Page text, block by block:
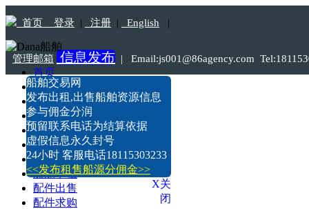
首页 登录 | 注册 | English |
管理邮箱 信息发布 | Email:js001@86agency.com
首页
船舶转港·过户
船舶坞检·坞修·油漆
船价估算
船舶出售
船舶求购
船舶出租
船舶求租
配件出售
配件求购
船舶交易网
发布出租,出售船舶资源信息
参与佣金分润
预留联系电话为结算依据
虚假信息永久封号
24小时 客服电话18115303233
<<发布租售船源分佣金>>
X关
闭